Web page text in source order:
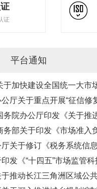
证
平台通知
于加快建设全国统一大市
厅关于重点开展“征信修
务院办公厅印发《关于推
务部关于印发《市场准入
关于修订《税务系统信
发《“十四五”市场监管科
推动长江三角洲区域公